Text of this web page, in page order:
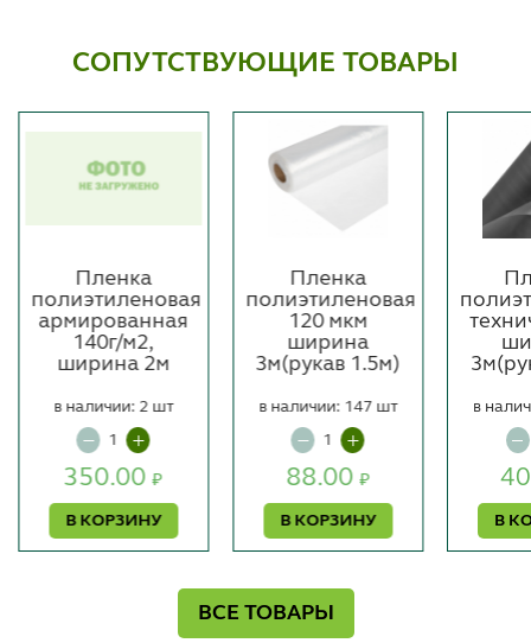
СОПУТСТВУЮЩИЕ ТОВАРЫ
Пленка
полиэтиленовая
армированная
140г/м2,
ширина 2м
350.00₽
В КОРЗИНУ
в наличии: 2 шт
Пленка
полиэтиленовая
120 мкм
ширина
3м(рукав 1.5м)
88.00₽
В КОРЗИНУ
в наличии: 147 шт
В
в
ВСЕ ТОВАРЫ